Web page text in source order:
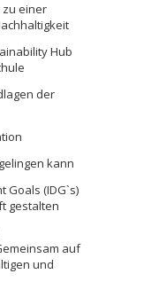
zu einer
Hub
der
kann
Goals (IDG`s)
gestalten
auf
und